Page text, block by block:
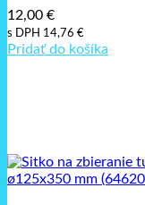
12,00 €
s DPH 14,76 €
Pridať do košíka